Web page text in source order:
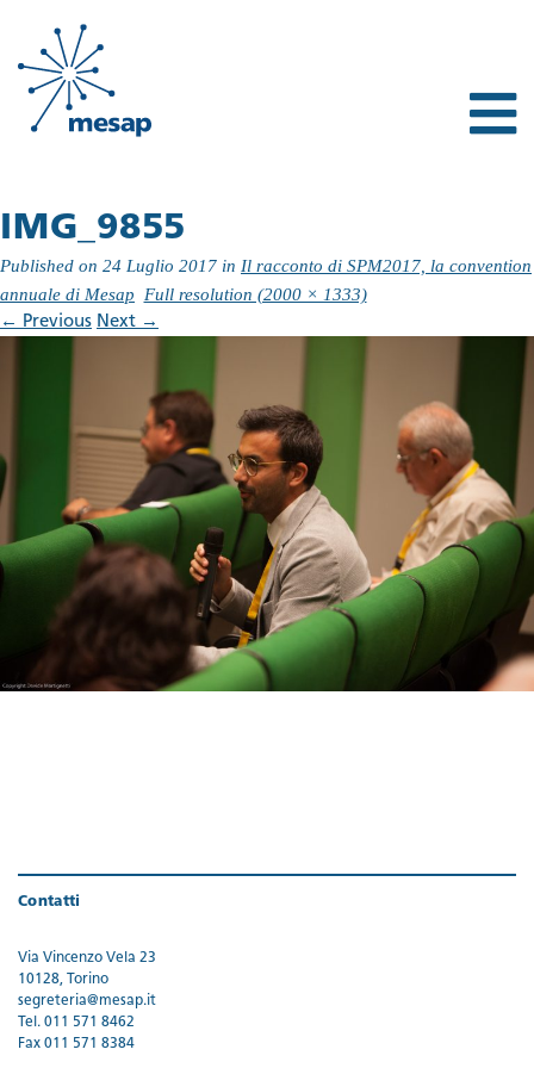
IMG_9855
Published on 24 Luglio 2017 in Il racconto di SPM2017, la convention
annuale di Mesap
Full resolution (2000 × 1333)
← Previous Next →
Contatti
Via Vincenzo Vela 23
10128, Torino
segreteria@mesap.it
Tel. 011 571 8462
Fax 011 571 8384